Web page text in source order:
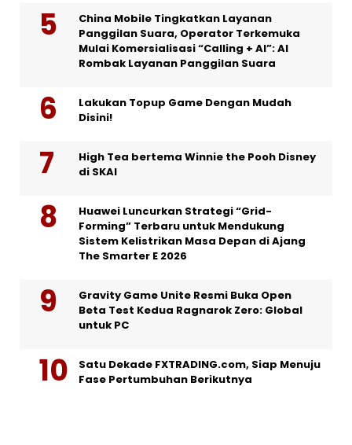
China Mobile Tingkatkan Layanan
Panggilan Suara, Operator Terkemuka
Mulai Komersialisasi “Calling + AI”: AI
Rombak Layanan Panggilan Suara
Lakukan Topup Game Dengan Mudah
Disini!
High Tea bertema Winnie the Pooh Disney
di SKAI
Huawei Luncurkan Strategi “Grid-
Forming” Terbaru untuk Mendukung
Sistem Kelistrikan Masa Depan di Ajang
The Smarter E 2026
Gravity Game Unite Resmi Buka Open
Beta Test Kedua Ragnarok Zero: Global
untuk PC
Satu Dekade FXTRADING.com, Siap Menuju
Fase Pertumbuhan Berikutnya